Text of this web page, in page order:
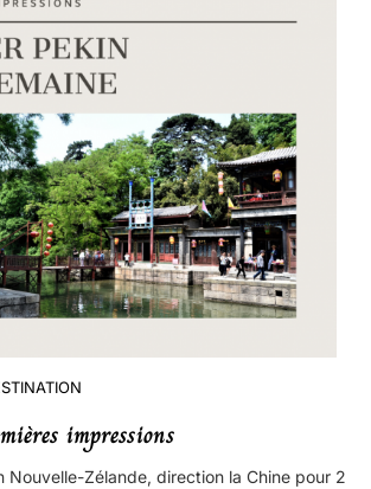
impressions
Nouvelle-Zélande, direction la Chine pour 2